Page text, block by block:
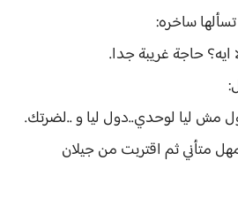
ساخره:
ايه؟ حاجة غريبة جدا.
مش ليا لوحدي..دول ليا و ..لضرتك.
متأني ثم اقتربت من جيلان